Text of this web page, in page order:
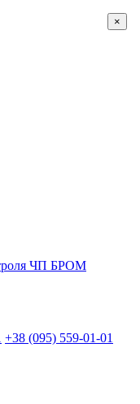
+38 (095) 559-01-01
×